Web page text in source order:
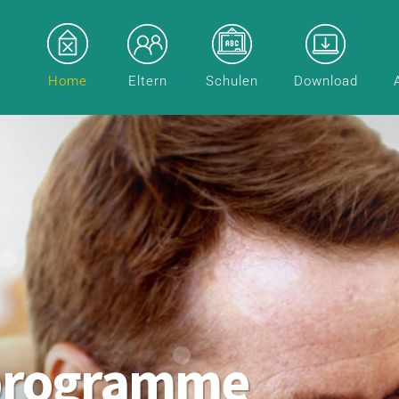
Home Eltern Schulen Download